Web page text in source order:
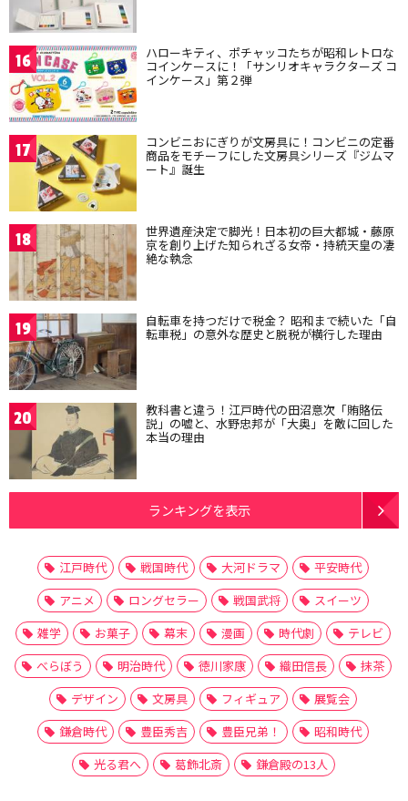
16 ハローキティ、ポチャッコたちが昭和レトロな
コインケースに！「サンリオキャラクターズ コ
インケース」第２弾
17 コンビニおにぎりが文房具に！コンビニの定番
商品をモチーフにした文房具シリーズ『ジムマ
ート』誕生
18 世界遺産決定で脚光！日本初の巨大都城・藤原
京を創り上げた知られざる女帝・持統天皇の凄
絶な執念
19 自転車を持つだけで税金？ 昭和まで続いた「自
転車税」の意外な歴史と脱税が横行した理由
20 教科書と違う！江戸時代の田沼意次「賄賂伝
説」の嘘と、水野忠邦が「大奥」を敵に回した
本当の理由
ランキングを表示
江戸時代 戦国時代 大河ドラマ
平安時代
アニメ
ロングセラー 戦国武将
スイーツ
雑学
お菓子 幕末 漫画 時代劇
テレビ
べらぼう
明治時代 徳川家康 織田信長
抹茶
デザイン
文房具 フィギュア
展覧会
鎌倉時代
豊臣秀吉 豊臣兄弟！
昭和時代
光る君へ
葛飾北斎 鎌倉殿の13人